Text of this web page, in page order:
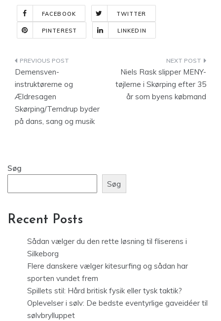
FACEBOOK TWITTER
PINTEREST LINKEDIN
Indlægsnavigation
Demensven-
instruktørerne og
Ældresagen
Skørping/Terndrup byder
på dans, sang og musik
Niels Rask slipper MENY-
tøjlerne i Skørping efter 35
år som byens købmand
Søg
Søg
Recent Posts
Sådan vælger du den rette løsning til fliserens i
Silkeborg
Flere danskere vælger kitesurfing og sådan har
sporten vundet frem
Spillets stil: Hård britisk fysik eller tysk taktik?
Oplevelser i sølv: De bedste eventyrlige gaveidéer til
sølvbrylluppet